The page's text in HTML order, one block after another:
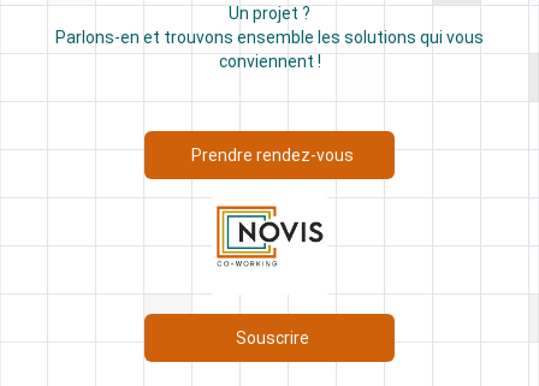
Un projet ?
Parlons-en et trouvons ensemble les solutions qui vous
conviennent !
Prendre rendez-vous
Souscrire